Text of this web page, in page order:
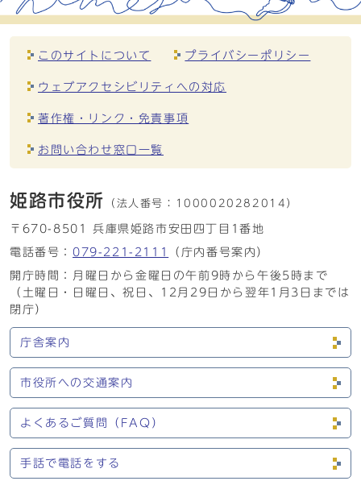
このサイトについて プライバシーポリシー
ウェブアクセシビリティへの対応
著作権・リンク・免責事項
お問い合わせ窓口一覧
姫路市役所 （法人番号： 1000020282014）
〒670-8501 兵庫県姫路市安田四丁目1番地
電話番号： 079-221-2111
（庁内番号案内）
開庁時間：月曜日から金曜日の午前9時から午後5時まで
（土曜日・日曜日、祝日、12月29日から翌年1月3日までは
閉庁）
庁舎案内
市役所への交通案内
よくあるご質問（FAQ）
手話で電話をする